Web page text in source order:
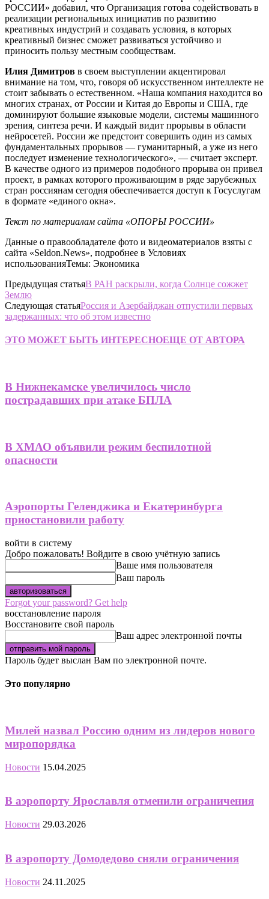
РОССИИ» добавил, что Организация готова содействовать в
реализации региональных инициатив по развитию
креативных индустрий и создавать условия, в которых
креативный бизнес сможет развиваться устойчиво и
приносить пользу местным сообществам.
Илия Димитров в своем выступлении акцентировал
внимание на том, что, говоря об искусственном интеллекте не
стоит забывать о естественном. «Наша компания находится во
многих странах, от России и Китая до Европы и США, где
доминируют большие языковые модели, системы машинного
зрения, синтеза речи. И каждый видит прорывы в области
нейросетей. России же предстоит совершить один из самых
фундаментальных прорывов — гуманитарный, а уже из него
последует изменение технологического», — считает эксперт.
В качестве одного из примеров подобного прорыва он привел
проект, в рамках которого проживающим в ряде зарубежных
стран россиянам сегодня обеспечивается доступ к Госуслугам
в формате «единого окна».
Текст по материалам сайта «ОПОРЫ РОССИИ»
Данные о правообладателе фото и видеоматериалов взяты с
сайта «Seldon.News», подробнее в Условиях
использованияТемы: Экономика
Предыдущая статьяВ РАН раскрыли, когда Солнце сожжет
Землю
Следующая статьяРоссия и Азербайджан отпустили первых
задержанных: что об этом известно
ЭТО МОЖЕТ БЫТЬ ИНТЕРЕСНОЕЩЕ ОТ АВТОРА
В Нижнекамске увеличилось число
пострадавших при атаке БПЛА
В ХМАО объявили режим беспилотной
опасности
Аэропорты Геленджика и Екатеринбурга
приостановили работу
войти в систему
Добро пожаловать! Войдите в свою учётную запись
Ваше имя пользователя
Ваш пароль
Forgot your password? Get help
восстановление пароля
Восстановите свой пароль
Ваш адрес электронной почты
Пароль будет выслан Вам по электронной почте.
Это популярно
Милей назвал Россию одним из лидеров нового
миропорядка
Новости 15.04.2025
В аэропорту Ярославля отменили ограничения
Новости 29.03.2026
В аэропорту Домодедово сняли ограничения
Новости 24.11.2025